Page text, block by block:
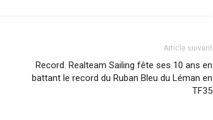
Article suivant
Record. Realteam Sailing fête ses 10 ans en
battant le record du Ruban Bleu du Léman en
TF35